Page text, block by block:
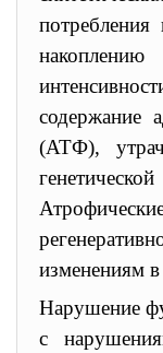
содержание
(АТФ),
изменениям
Нарушение
с